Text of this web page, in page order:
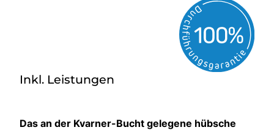
Inkl. Leistungen
Das an der Kvarner-Bucht gelegene hübsche